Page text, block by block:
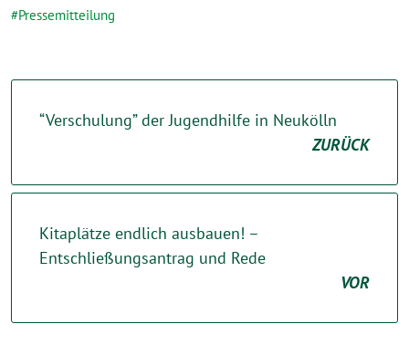
Pressemitteilung
“Verschulung” der Jugendhilfe in Neukölln
ZURÜCK
Kitaplätze endlich ausbauen! –
Entschließungsantrag und Rede
VOR